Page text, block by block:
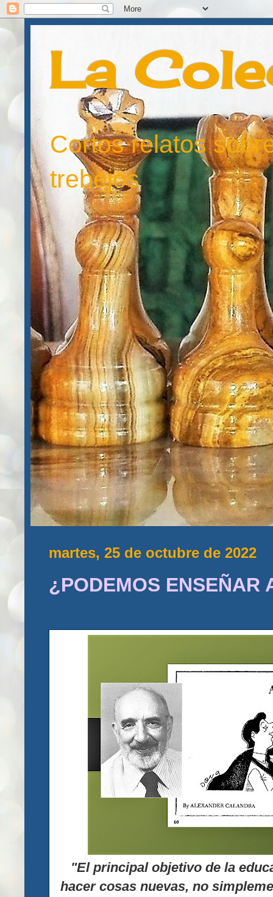
La
Cortos relatos
trebejos
martes, 25 de octubre de 2022
¿PODEMOS ENSEÑAR
"El principal objetivo de la
hacer cosas nuevas, no